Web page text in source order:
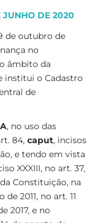
JUNHO DE 2020
de outubro de
no
âmbito da
institui o Cadastro
de
, no uso das
84, caput, incisos
e tendo em vista
XXXIII, no art. 37,
da Constituição, na
de 2011, no art. 11
2017, e no